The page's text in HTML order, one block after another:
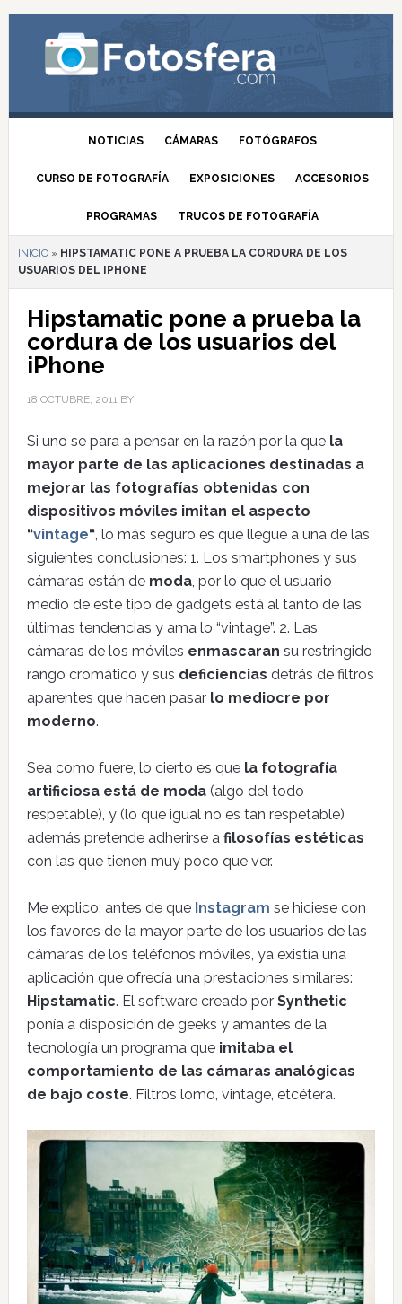
NOTICIAS CÁMARAS FOTÓGRAFOS
CURSO DE FOTOGRAFÍA EXPOSICIONES ACCESORIOS
PROGRAMAS TRUCOS DE FOTOGRAFÍA
INICIO» HIPSTAMATIC PONE A PRUEBA LA CORDURA DE LOS
USUARIOS DEL IPHONE
Hipstamatic pone a prueba la
cordura de los usuarios del
iPhone
18 OCTUBRE, 2011BY
Si uno se para a pensar en la razón por la que la
mayor parte de las aplicaciones destinadas a
mejorar las fotografías obtenidas con
dispositivos móviles imitan el aspecto
“vintage“, lo más seguro es que llegue a una de las
siguientes conclusiones: 1. Los smartphones y sus
cámaras están de moda, por lo que el usuario
medio de este tipo de gadgets está al tanto de las
últimas tendencias y ama lo “vintage”. 2. Las
cámaras de los móviles enmascaran su restringido
rango cromático y sus deficiencias detrás de filtros
aparentes que hacen pasar lo mediocre por
moderno.
Sea como fuere, lo cierto es quela fotografía
artificiosa está de moda(algo del todo
respetable), y (lo que igual no es tan respetable)
además pretende adherirse a filosofías estéticas
con las que tienen muy poco que ver.
Me explico: antes de que Instagram se hiciese con
los favores de la mayor parte de los usuarios de las
cámaras de los teléfonos móviles, ya existía una
aplicación que ofrecía una prestaciones similares:
Hipstamatic. El software creado por Synthetic
ponía a disposición de geeks y amantes de la
tecnología un programa que imitaba el
comportamiento de las cámaras analógicas
de bajo coste. Filtros lomo, vintage, etcétera.